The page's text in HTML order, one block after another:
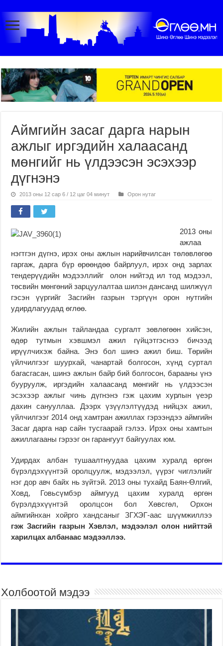
Аймгийн засаг дарга нарын
ажлыг иргэдийн халаасанд
мөнгийг нь үлдээсэн эсэхээр
дүгнэнэ
2013 оны 12 сар 6 / 12 цаг 04 минут Орон нутаг
2013 оны
ажлаа
нэгтгэн дүгнэ, ирэх оны ажлын нарийвчилсан төлөвлөгөө
гаргаж, дарга бүр өрөөндөө байрлуул, ирэх онд зарлах
тендерүүдийн мэдээллийг олон нийтэд ил тод мэдээл,
төсвийн мөнгөний зарцуулалтаа шилэн дансанд шилжүүл
гэсэн үүргийг Засгийн газрын тэргүүн орон нутгийн
удирдлагуудад өглөө.
Жилийн ажлын тайландаа сургалт зөвлөгөөн хийсэн,
өдөр тутмын хэвшмэл ажил гүйцэтгэснээ бичээд
ирүүлчихэж байна. Энэ бол шинэ ажил биш. Төрийн
үйлчилгээг шуурхай, чанартай болгосон, хүнд суртал
багасгасан, шинэ ажлын байр бий болгосон, барааны үнэ
бууруулж, иргэдийн халаасанд мөнгийг нь үлдээсэн
эсэхээр ажлыг чинь дүгнэнэ гэж цахим хурлын үеэр
дахин санууллаа. Дээрх үзүүлэлтүүдэд нийцэх ажил,
үйлчилгээг 2014 онд хамтран ажиллах гэрээндээ аймгийн
Засаг дарга нар сайн тусгаарай гэлээ. Ирэх оны хамтын
ажиллагааны гэрээг он гарангуут байгуулах юм.
Удирдах албан тушаалтнуудаа цахим хуралд өргөн
бүрэлдэхүүнтэй оролцуулж, мэдээлэл, үүрэг чиглэлийг
нэг дор авч байх нь зүйтэй. 2013 оны тухайд Баян-Өлгий,
Ховд, Говьсүмбэр аймгууд цахим хуралд өргөн
бүрэлдэхүүнтэй оролцсон бол Хөвсгөл, Орхон
аймгийнхан хойрго хандсаныг ЗГХЭГ-аас шүүмжиллээ
гэж Засгийн газрын Хэвлэл, мэдээлэл олон нийттэй
харилцах албанаас мэдээллээ.
Холбоотой мэдээ